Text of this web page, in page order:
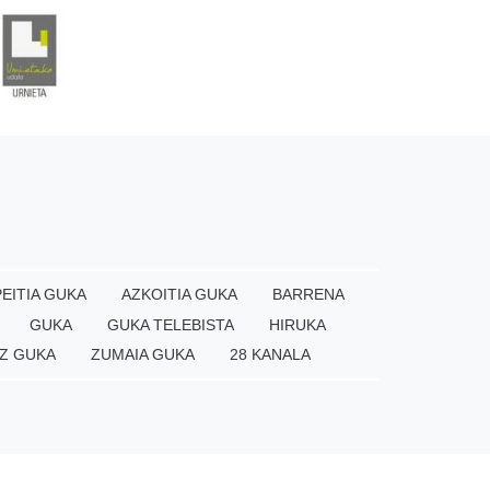
GUKA AZKOITIA GUKA
BARRENA
GUKA GUKA TELEBISTA
HIRUKA
GUKA ZUMAIA GUKA 28 KANALA